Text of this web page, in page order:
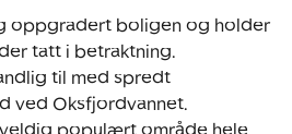
oppgradert boligen og holder
tatt i betraktning.
til med spredt
ved Oksfjordvannet.